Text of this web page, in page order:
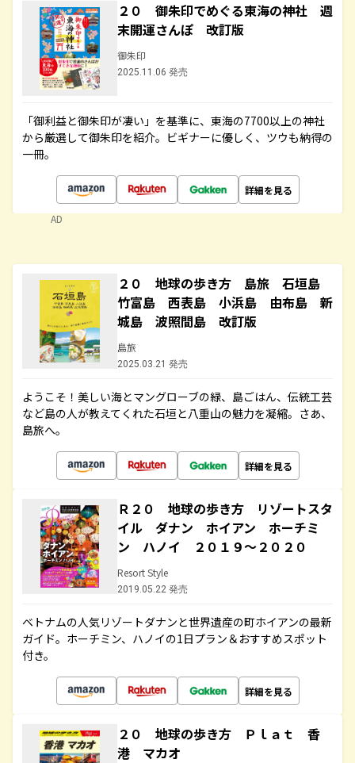
２０ 御朱印でめぐる東海の神社 週
末開運さんぽ 改訂版
御朱印
2025.11.06 発売
「御利益と御朱印が凄い」を基準に、東海の7700以上の神社
から厳選して御朱印を紹介。ビギナーに優しく、ツウも納得の
一冊。
詳細を見る
AD
２０ 地球の歩き方 島旅 石垣島
竹富島 西表島 小浜島 由布島 新
城島 波照間島 改訂版
島旅
2025.03.21 発売
ようこそ！美しい海とマングローブの緑、島ごはん、伝統工芸
など島の人が教えてくれた石垣と八重山の魅力を凝縮。さあ、
島旅へ。
詳細を見る
Ｒ２０ 地球の歩き方 リゾートスタ
イル ダナン ホイアン ホーチミ
ン ハノイ ２０１９～２０２０
Resort Style
2019.05.22 発売
ベトナムの人気リゾートダナンと世界遺産の町ホイアンの最新
ガイド。ホーチミン、ハノイの1日プラン＆おすすめスポット
付き。
詳細を見る
２０ 地球の歩き方 Ｐｌａｔ 香
港 マカオ